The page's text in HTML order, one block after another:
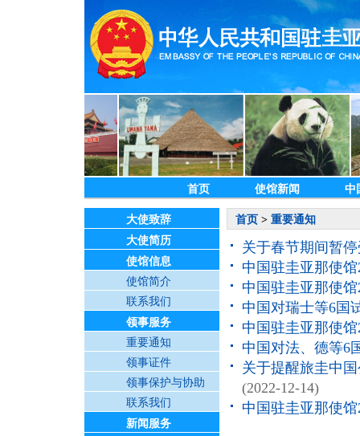
首页 使馆新闻 中
大使致辞
大使简历
使馆信息
使馆简介
联系我们
领事服务
重要通知
领事证件
领事保护与协助
联系我们
新闻服务
首页 > 重要通知
关于春节期间暂
中国驻圭亚那使
中国驻圭亚那使
中国对瑞士等6国
中国驻圭亚那使
中国对法、德等6
关于提醒旅圭中
(2022-12-14)
中国驻圭亚那使